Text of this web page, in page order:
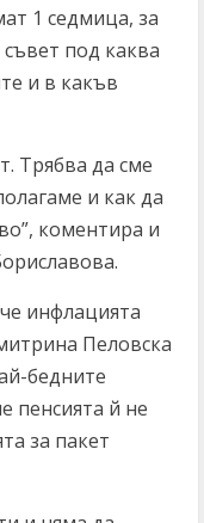
1 седмица, за
под каква
и в какъв
Трябва да сме
и как да
коментира и
инфлацията
Пеловска
бедните
пенсията й не
за пакет